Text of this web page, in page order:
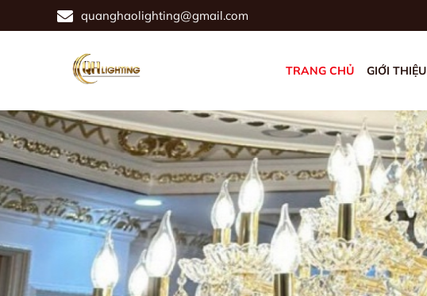
quanghaolighting@gmail.com
TRANG CHỦ GIỚI THIỆU